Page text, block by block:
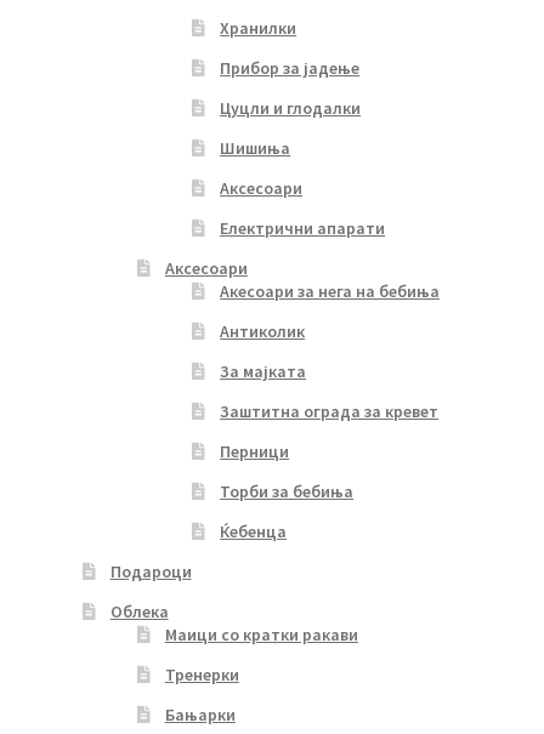
Хранилки
Прибор за јадење
Цуцли и глодалки
Шишиња
Аксесоари
Електрични апарати
Аксесоари
Акесоари за нега на бебиња
Антиколик
За мајката
Заштитна ограда за кревет
Перници
Торби за бебиња
Ќебенца
Подароци
Облека
Маици со кратки ракави
Тренерки
Бањарки